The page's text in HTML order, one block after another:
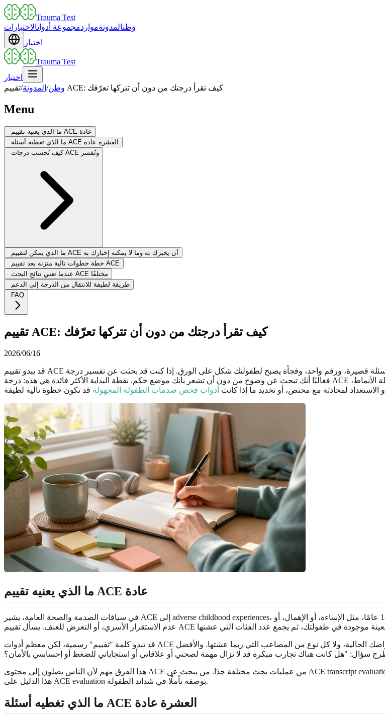
Trauma Test
وطنالمدونةمواردمجموعة أدواتالاختبارات
اختبار
Trauma Test
اختبار
وطن/ المدونة/ تقييم ACE: كيف تقرأ درجتك من دون أن تتركها تعرّفك
Menu
ما الذي يعنيه تقييم ACE عادة
ما الذي تغطيه أسئلة ACE العشرة عادة
كيف تُحسب درجات ACE وتُفسر
ما الذي يمكن لتقييم ACE أن يخبرك به وما لا يمكنه إخبارك به
خطة خطوات تالية متزنة بعد تقييم ACE
عندما تعني نتائج البحث ACE مختلفًا
طريقة لطيفة للانتقال من الدرجة إلى الدعم
FAQ
تقييم ACE: كيف تقرأ درجتك من دون أن تتركها تعرّفك
2026/06/16
قد يبدو تقييم ACE ذا تأثير غريب: عشرة أسئلة قصيرة، ورقم واحد، وفجأة يصبح لطفولتك شكل على الورق. إذا كنت قد بحثت عن تفسير درجة ACE، أو ملف PDF لاستبيان ACE، أو اختبار ACE مجاني للبالغين،
فغالبًا أنك تبحث عن وضوح من دون أن تشعر بأنك موضع حكم. نقطة البداية الأكثر فائدة هي هذه: درجة ACE أداة للتأمل، وليست ملصقًا أو حكمًا أو صورة كاملة لحياتك. يمكنها أن تساعدك على ملاحظة الأنماط،
أو الاستعداد لمحادثة مع مختص، أو تحديد ما إذا كانت أدوات فحص صدمات الطفولة المجهولة
ما الذي يعنيه تقييم ACE عادة
في سياقات الصدمة والصحة العامة، يشير ACE إلى adverse childhood experiences، أي التجارب السلبية في الطفولة. وهي أحداث أو بيئات قد تكون مؤذية وتحدث قبل سن 18 عامًا، مثل الإساءة، أو الإهمال، أو
قد تبدو كلمة "تقييم" رسمية، لكن معظم أدوات ACE هي استبيانات فحص أو تأمل ذاتي. إنها لا تقيس قيمتك، ولا قدرتك على الصمود، ولا أعراضك الحالية، ولا كل نوع من المصاعب التي ربما عشتها. والأفضل
هذا الفرق مهم لأن الناس يصلون إلى محتوى ACE من عمليات بحث مختلفة جدًا. من يبحث عن ACE transcript evaluation أو ACE credit evaluation أو ACE concussion evaluation يحتاج إلى مورد مختلف. يركّز
هذا الدليل على ACE evaluation بوصفه تأملًا في شدائد الطفولة.
ما الذي تغطيه أسئلة ACE العشرة عادة